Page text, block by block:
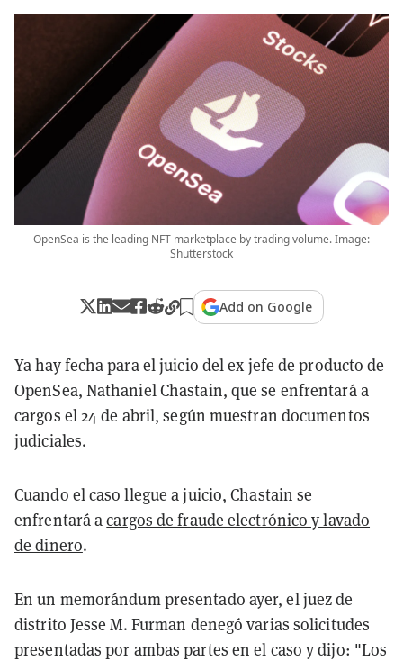
OpenSea is the leading NFT marketplace by trading volume. Image:
Shutterstock
Add on Google
Ya hay fecha para el juicio del ex jefe de producto de
OpenSea, Nathaniel Chastain, que se enfrentará a
cargos el 24 de abril, según muestran documentos
judiciales.
Cuando el caso llegue a juicio, Chastain se
enfrentará acargos de fraude electrónico y lavado
de dinero.
En un memorándum presentado ayer, el juez de
distrito Jesse M. Furman denegó varias solicitudes
presentadas por ambas partes en el caso y dijo: "Los